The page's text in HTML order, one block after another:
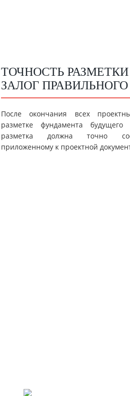
ТОЧНОСТЬ
ЗАЛОГ
После окончания всех
разметке фундамента
разметка должна точно
приложенному к проектной